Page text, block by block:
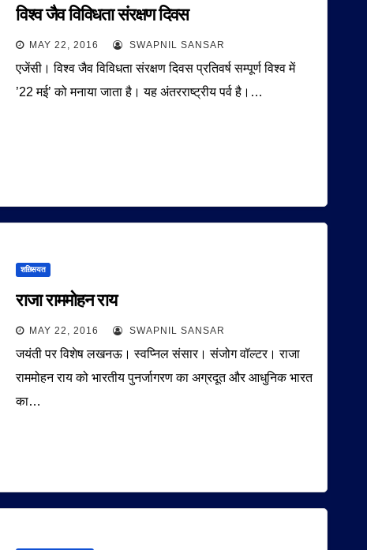
विश्व जैव विविधता संरक्षण दिवस
MAY 22, 2016 SWAPNIL SANSAR
एजेंसी। विश्व जैव विविधता संरक्षण दिवस प्रतिवर्ष सम्पूर्ण विश्व में
’22 मई’ को मनाया जाता है। यह अंतरराष्ट्रीय पर्व है।…
शख़्सियत
राजा राममोहन राय
MAY 22, 2016 SWAPNIL SANSAR
जयंती पर विशेष लखनऊ। स्वप्निल संसार। संजोग वॉल्टर। राजा
राममोहन राय को भारतीय पुनर्जागरण का अग्रदूत और आधुनिक भारत
का…